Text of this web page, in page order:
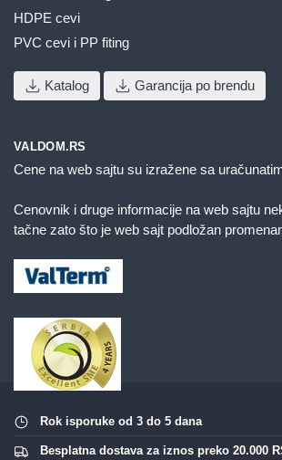
HDPE cevi
PVC cevi i PP fiting
Katalog Garancija po brendu
VALDOM.RS
Cene na web sajtu su izražene sa
Cenovnik i druge informacije na web sajtu
tačne zato što je web sajt podložan
Rok isporuke od 3 do 5 dana
Besplatna dostava za iznos preko 20.000